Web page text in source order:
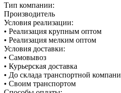
Тип компании:
Производитель
Условия реализации:
• Реализация крупным оптом
• Реализация мелким оптом
Условия доставки:
• Самовывоз
• Курьерская доставка
• До склада транспортной
• Своим транспортом